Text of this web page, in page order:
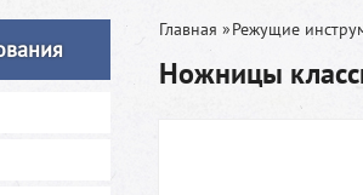
Главная »Режущие
Ножницы